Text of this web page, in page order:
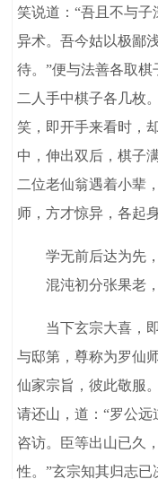
笑说道：“吾且不与
异术。吾今姑以极鄙
待。”便与法善各取
二人手中棋子各几枚
笑，即开手来看时，
中，伸出双后，棋子
二位老仙翁遇着小辈
师，方才惊异，各起
学无前后达为先，
混沌初分张果老，
当下玄宗大喜，即
与邸第，尊称为罗仙
仙家宗旨，彼此敬服
请还山，道：“罗公
咨访。臣等出山已久
性。”玄宗知其归志